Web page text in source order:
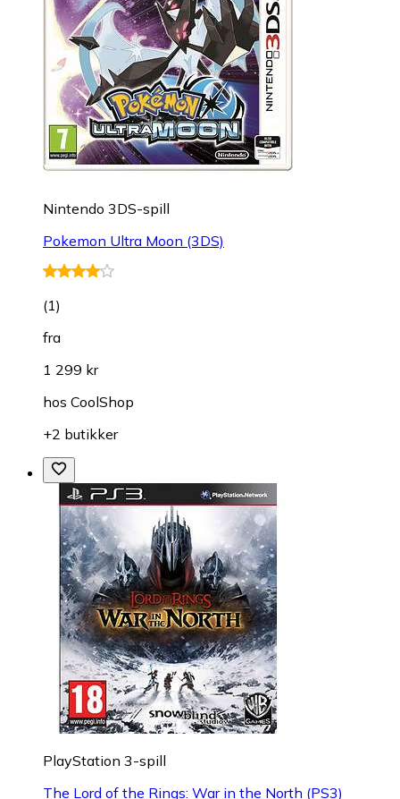
Nintendo 3DS-spill
Pokemon Ultra Moon (3DS)
(1)
fra
1 299 kr
hos CoolShop
+2 butikker
PlayStation 3-spill
The Lord of the Rings: War in the North (PS3)